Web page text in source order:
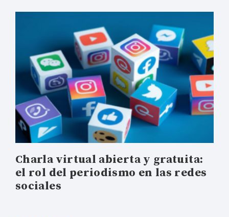
Charla virtual abierta y gratuita:
el rol del periodismo en las redes
sociales